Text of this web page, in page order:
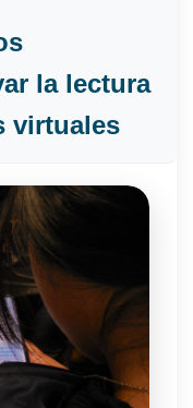
la lectura
virtuales